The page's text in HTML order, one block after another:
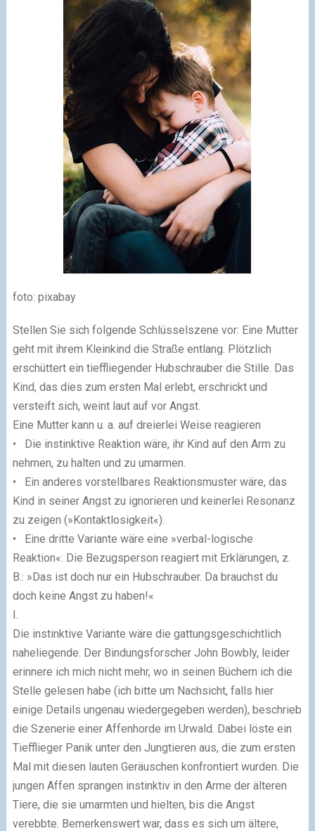
foto: pixabay
Stellen Sie sich folgende Schlüsselszene vor: Eine Mutter
geht mit ihrem Kleinkind die Straße entlang. Plötzlich
erschüttert ein tieffliegender Hubschrauber die Stille. Das
Kind, das dies zum ersten Mal erlebt, erschrickt und
versteift sich, weint laut auf vor Angst.
Eine Mutter kann u. a. auf dreierlei Weise reagieren
• Die instinktive Reaktion wäre, ihr Kind auf den Arm zu
nehmen, zu halten und zu umarmen.
• Ein anderes vorstellbares Reaktionsmuster wäre, das
Kind in seiner Angst zu ignorieren und keinerlei Resonanz
zu zeigen (»Kontaktlosigkeit«).
• Eine dritte Variante wäre eine »verbal-logische
Reaktion«: Die Bezugsperson reagiert mit Erklärungen, z.
B.: »Das ist doch nur ein Hubschrauber. Da brauchst du
doch keine Angst zu haben!«
I.
Die instinktive Variante wäre die gattungsgeschichtlich
naheliegende. Der Bindungsforscher John Bowbly, leider
erinnere ich mich nicht mehr, wo in seinen Büchern ich die
Stelle gelesen habe (ich bitte um Nachsicht, falls hier
einige Details ungenau wiedergegeben werden), beschrieb
die Szenerie einer Affenhorde im Urwald. Dabei löste ein
Tiefflieger Panik unter den Jungtieren aus, die zum ersten
Mal mit diesen lauten Geräuschen konfrontiert wurden. Die
jungen Affen sprangen instinktiv in den Arme der älteren
Tiere, die sie umarmten und hielten, bis die Angst
verebbte. Bemerkenswert war, dass es sich um ältere,